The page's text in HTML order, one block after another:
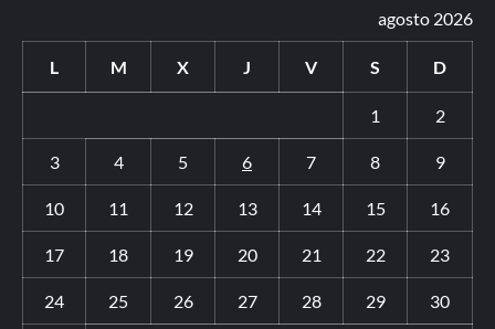
agosto 2026
L M X J V S D
1 2
3 4 5 6 7 8 9
10 11 12 13 14 15 16
17 18 19 20 21 22 23
24 25 26 27 28 29 30